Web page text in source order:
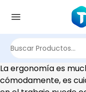
La ergonomía es
cómodamente, es